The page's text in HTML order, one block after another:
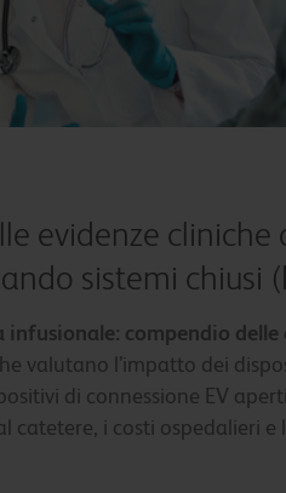
evidenze cliniche
sistemi chiusi
infusionale: compendio delle
valutano l’impatto dei
di connessione EV
catetere, i costi ospedalieri e